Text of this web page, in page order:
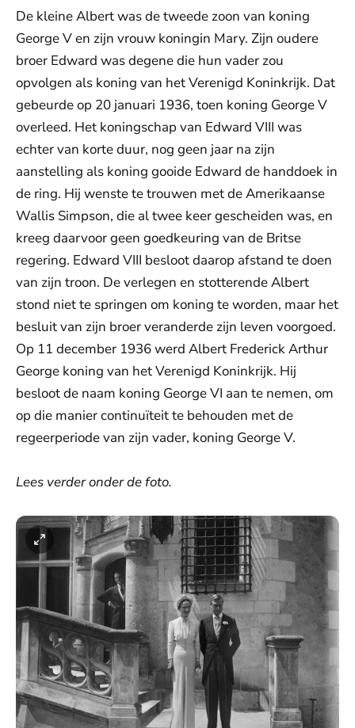
De kleine Albert was de tweede zoon van koning
George V en zijn vrouw koningin Mary. Zijn oudere
broer Edward was degene die hun vader zou
opvolgen als koning van het Verenigd Koninkrijk. Dat
gebeurde op 20 januari 1936, toen koning George V
overleed. Het koningschap van Edward VIII was
echter van korte duur, nog geen jaar na zijn
aanstelling als koning gooide Edward de handdoek in
de ring. Hij wenste te trouwen met de Amerikaanse
Wallis Simpson, die al twee keer gescheiden was, en
kreeg daarvoor geen goedkeuring van de Britse
regering. Edward VIII besloot daarop afstand te doen
van zijn troon. De verlegen en stotterende Albert
stond niet te springen om koning te worden, maar het
besluit van zijn broer veranderde zijn leven voorgoed.
Op 11 december 1936 werd Albert Frederick Arthur
George koning van het Verenigd Koninkrijk. Hij
besloot de naam koning George VI aan te nemen, om
op die manier continuïteit te behouden met de
regeerperiode van zijn vader, koning George V.
Lees verder onder de foto.